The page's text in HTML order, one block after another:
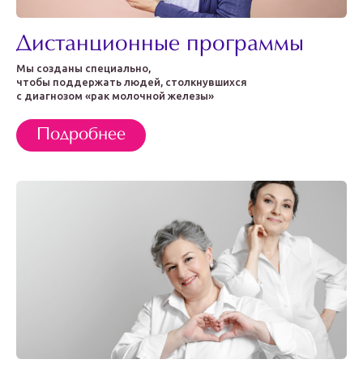
Дистанционные программы
Мы созданы специально,
чтобы поддержать людей, столкнувшихся
с диагнозом «рак молочной железы»
Подробнее